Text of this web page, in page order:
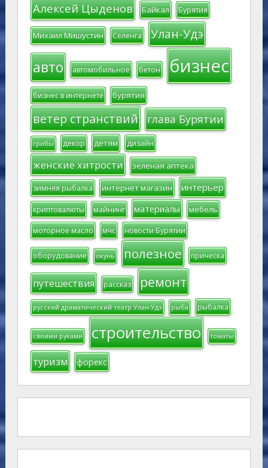
Алексей Цыденов Байкал Бурятия
Михаил Мишустин Селенга Улан-Удэ
авто автомобильное бетон бизнес
бизнес в интернете бурятия
ветер странствий глава Бурятии
грибы декор детям дизайн
женские хитрости зеленая аптека
зимняя рыбалка интернет магазин интерьер
криптовалюты майнинг материалы мебель
моторное масло мчс новости Бурятии
оборудование окунь полезное прическа
путешествия рассказ ремонт
русский драматический театр Улан-Удэ рыба рыбалка
своими руками строительство томаты
туризм форекс